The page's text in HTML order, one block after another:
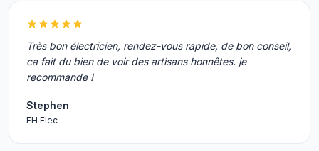
Très bon électricien, rendez-vous rapide, de bon conseil,
ca fait du bien de voir des artisans honnêtes. je
recommande !
Stephen
FH Elec